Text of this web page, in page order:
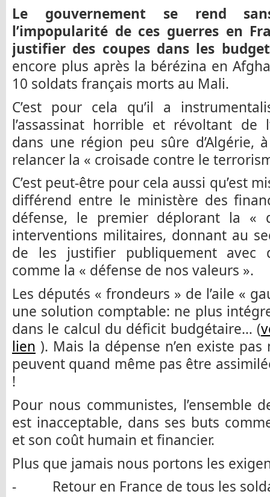
Le gouvernement se rend
l’impopularité de ces guerres en
justifier des coupes dans les
encore plus après la bérézina en
10 soldats français morts au Mali.
C’est pour cela qu’il a
l’assassinat horrible et révoltant de
dans une région peu sûre d’Algérie,
relancer la « croisade contre le
C’est peut-être pour cela aussi qu’est
différend entre le ministère des
défense, le premier déplorant la «
interventions militaires, donnant au
de les justifier publiquement avec
comme la « défense de nos valeurs ».
Les députés « frondeurs » de l’aile «
une solution comptable: ne plus
dans le calcul du déficit budgétaire… (
lien ). Mais la dépense n’en existe
peuvent quand même pas être
!
Pour nous communistes, l’ensemble
est inacceptable, dans ses buts
et son coût humain et financier.
Plus que jamais nous portons les
- Retour en France de tous les